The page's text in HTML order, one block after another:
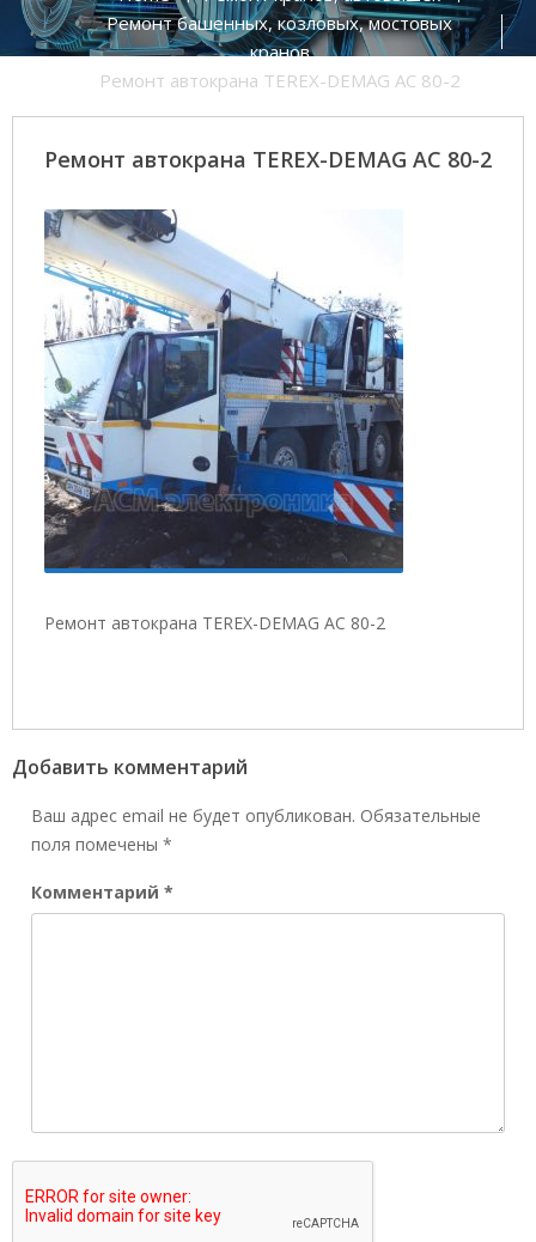
Ремонт башенных, козловых, мостовых
кранов
Ремонт автокрана TEREX-DEMAG AC 80-2
Ремонт автокрана TEREX-DEMAG AC 80-2
Ремонт автокрана TEREX-DEMAG AC 80-2
Добавить комментарий
Ваш адрес email не будет опубликован. Обязательные
поля помечены *
Комментарий *